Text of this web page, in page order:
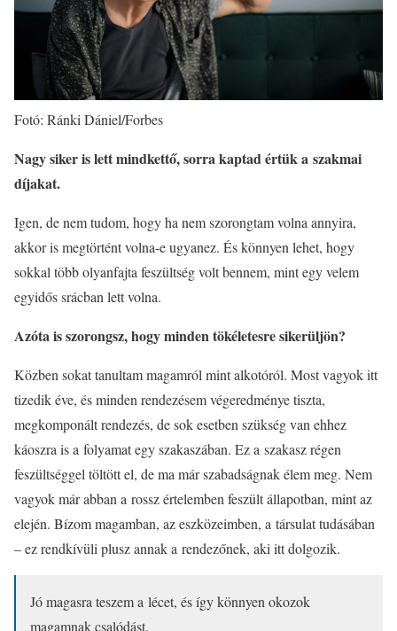
Fotó: Ránki Dániel/Forbes
Nagy siker is lett mindkettő, sorra kaptad értük a szakmai
díjakat.
Igen, de nem tudom, hogy ha nem szorongtam volna annyira,
akkor is megtörtént volna-e ugyanez. És könnyen lehet, hogy
sokkal több olyanfajta feszültség volt bennem, mint egy velem
egyidős srácban lett volna.
Azóta is szorongsz, hogy minden tökéletesre sikerüljön?
Közben sokat tanultam magamról mint alkotóról. Most vagyok itt
tizedik éve, és minden rendezésem végeredménye tiszta,
megkomponált rendezés, de sok esetben szükség van ehhez
káoszra is a folyamat egy szakaszában. Ez a szakasz régen
feszültséggel töltött el, de ma már szabadságnak élem meg. Nem
vagyok már abban a rossz értelemben feszült állapotban, mint az
elején. Bízom magamban, az eszközeimben, a társulat tudásában
– ez rendkívüli plusz annak a rendezőnek, aki itt dolgozik.
Jó magasra teszem a lécet, és így könnyen okozok
magamnak csalódást.